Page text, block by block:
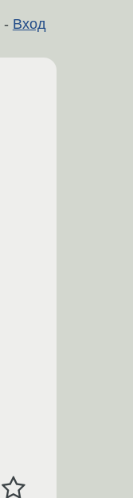
- Вход